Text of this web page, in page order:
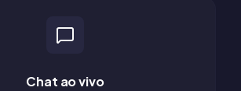
Chat ao vivo